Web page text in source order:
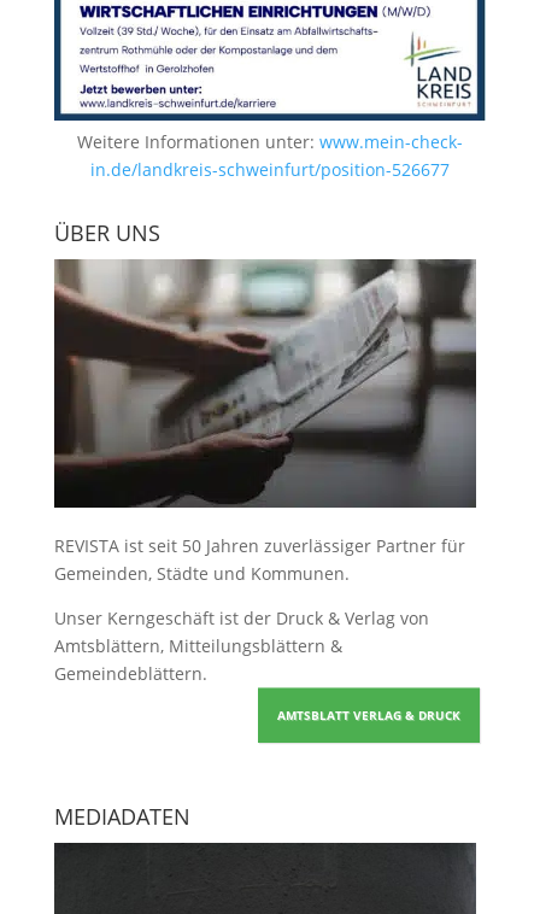
Weitere Informationen unter: www.mein-check-
in.de/landkreis-schweinfurt/position-526677
ÜBER UNS
REVISTA ist seit 50 Jahren zuverlässiger Partner für
Gemeinden, Städte und Kommunen.
Unser Kerngeschäft ist der Druck & Verlag von
Amtsblättern, Mitteilungsblättern &
Gemeindeblättern.
AMTSBLATT VERLAG & DRUCK
MEDIADATEN